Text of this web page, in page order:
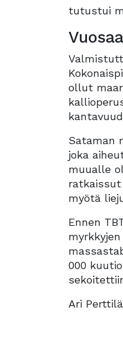
tutustui
ollut
Sataman
joka
muualle
myötä
Ennen
000
Ari Perttilä